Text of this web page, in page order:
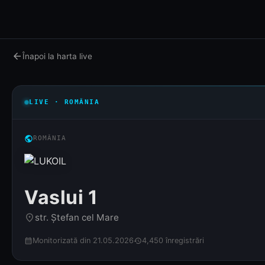
arrow_backÎnapoi la harta live
LIVE · ROMÂNIA
publicROMÂNIA
Vaslui 1
place str. Ștefan cel Mare
calendar_month Monitorizată din 21.05.2026history4,450 înregistrări